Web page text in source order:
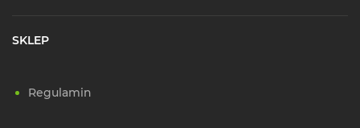
SKLEP
Regulamin